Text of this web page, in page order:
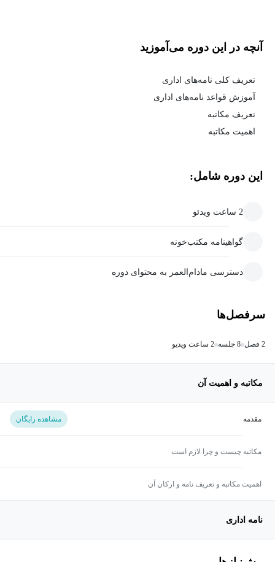
آنچه در این دوره می‌آموزید
تعریف کلی نامه‌های اداری
آموزش قواعد نامه‌های اداری
تعریف مکاتبه
اهمیت مکاتبه
این دوره شامل:
2 ساعت ویدئو
گواهینامه مکتب‌خونه
دسترسی مادام‌العمر به محتوای دوره
سرفصل‌ها
2 فصل 8 جلسه 2 ساعت ویدیو
مکاتبه و اهمیت آن
مقدمه مشاهده رایگان
مکاتبه چیست و چرا لازم است
اهمیت مکاتبه و تعریف نامه و ارکان آن
نامه اداری